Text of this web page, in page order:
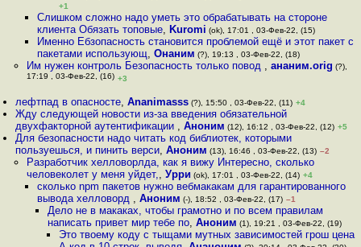
+1
Слишком сложно надо уметь это обрабатывать на стороне
клиента Обязать топовые, Kuromi (ok), 17:01 , 03-Фев-22, (15)
Именно Ебзопасность становится проблемой ещё и этот пакет с
пакетами использующ, Онаним (?), 19:13 , 03-Фев-22, (18)
Им нужен контроль Безопасность только повод , ананим.orig (?),
17:19 , 03-Фев-22, (16) +3
лефтпад в опасносте,Ananimasss (?), 15:50 , 03-Фев-22, (11) +4
Жду следующей новости из-за введения обязательной
двухфакторной аутентификации ,Аноним (12), 16:12 , 03-Фев-22, (12) +5
Для безопасности надо читать код библиотек, которыми
пользуешься, и пинить верси,Аноним (13), 16:46 , 03-Фев-22, (13) –2
Разработчик хелловорлда, как я вижу Интересно, сколько
человеколет у меня уйдет,, Урри (ok), 17:01 , 03-Фев-22, (14) +4
сколько npm пакетов нужно вебмакакам для гарантированного
вывода хелловорд , Аноним (-), 18:52 , 03-Фев-22, (17) –1
Дело не в макаках, чтобы грамотно и по всем правилам
написать привет мир тебе по,Аноним (1), 19:21 , 03-Фев-22, (19)
Это твоему коду с тыщами мутных зависимостей грош цена